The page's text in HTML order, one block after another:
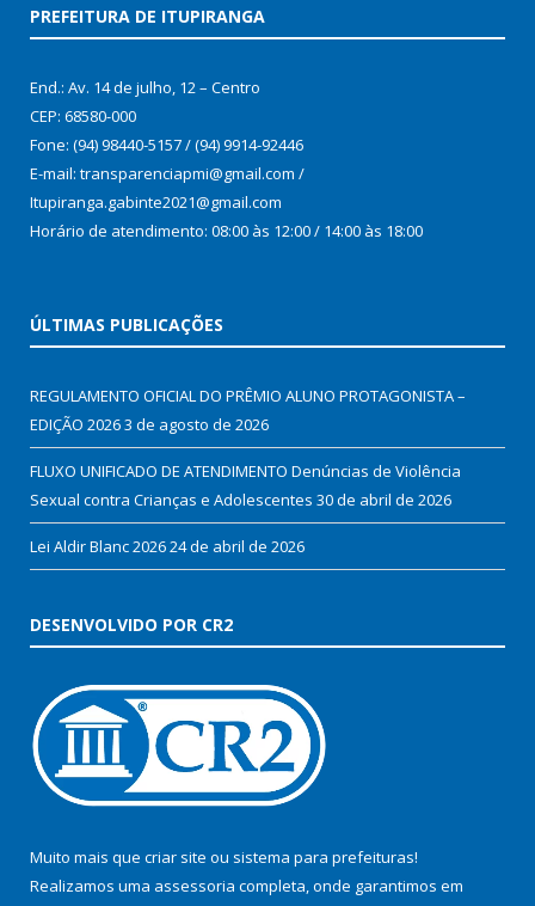
PREFEITURA DE ITUPIRANGA
End.: Av. 14 de julho, 12 – Centro
CEP: 68580-000
Fone: (94) 98440-5157 / (94) 9914-92446
E-mail: transparenciapmi@gmail.com /
Itupiranga.gabinte2021@gmail.com
Horário de atendimento: 08:00 às 12:00 / 14:00 às 18:00
ÚLTIMAS PUBLICAÇÕES
REGULAMENTO OFICIAL DO PRÊMIO ALUNO PROTAGONISTA –
EDIÇÃO 20263 de agosto de 2026
FLUXO UNIFICADO DE ATENDIMENTO Denúncias de Violência
Sexual contra Crianças e Adolescentes 30 de abril de 2026
Lei Aldir Blanc 202624 de abril de 2026
DESENVOLVIDO POR CR2
Muito mais que criar site ou sistema para prefeituras!
Realizamos uma assessoria completa, onde garantimos em